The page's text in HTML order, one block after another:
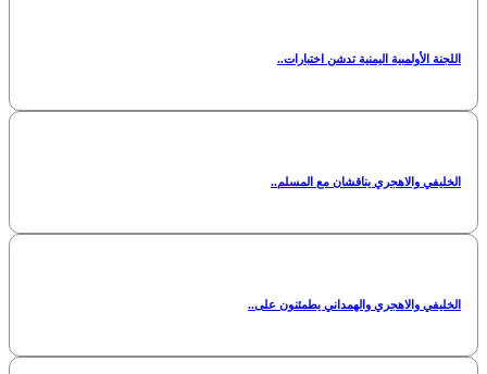
اللجنة الأولمبية اليمنية تدشن اختبارات..
الخليفي والاهجري يناقشان مع المسلم..
الخليفي والاهجري والهمداني يطمئنون على..